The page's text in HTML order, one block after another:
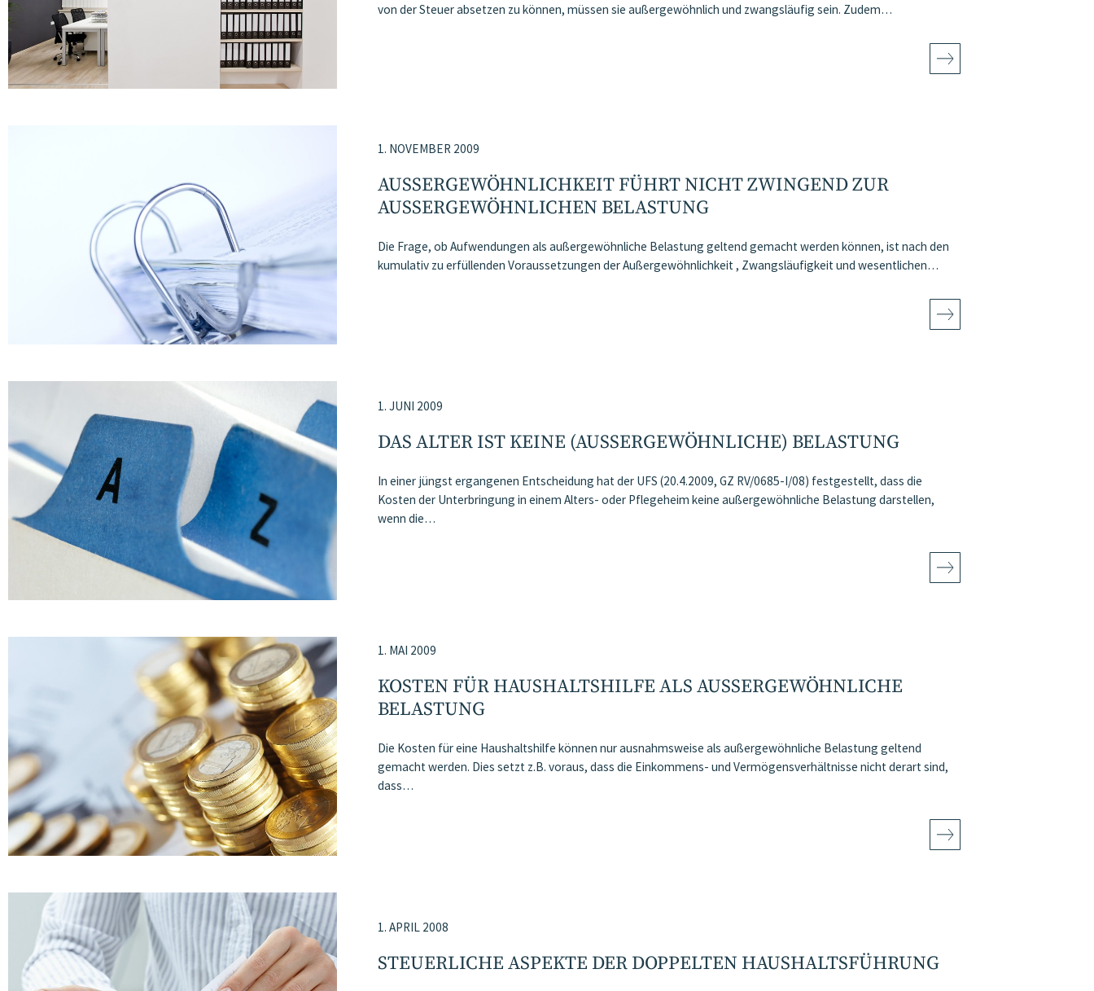
von der Steuer absetzen zu können, müssen sie außergewöhnlich und zwangsläufig sein. Zudem…
1. NOVEMBER 2009
AUSSERGEWÖHNLICHKEIT FÜHRT NICHT ZWINGEND ZUR A
USSERGEWÖHNLICHEN BELASTUNG
Die Frage, ob Aufwendungen als außergewöhnliche Belastung geltend gemacht werden können, ist nach den
kumulativ zu erfüllenden Voraussetzungen der Außergewöhnlichkeit , Zwangsläufigkeit und wesentlichen…
1. JUNI 2009
DAS ALTER IST KEINE (AUSSERGEWÖHNLICHE) BELASTUNG
In einer jüngst ergangenen Entscheidung hat der UFS (20.4.2009, GZ RV/0685-I/08) festgestellt, dass die
Kosten der Unterbringung in einem Alters- oder Pflegeheim keine außergewöhnliche Belastung darstellen,
wenn die…
1. MAI 2009
KOSTEN FÜR HAUSHALTSHILFE ALS AUSSERGEWÖHNLICHE B
ELASTUNG
Die Kosten für eine Haushaltshilfe können nur ausnahmsweise als außergewöhnliche Belastung geltend
gemacht werden. Dies setzt z.B. voraus, dass die Einkommens- und Vermögensverhältnisse nicht derart sind,
dass…
1. APRIL 2008
STEUERLICHE ASPEKTE DER DOPPELTEN HAUSHALTSFÜHRUNG